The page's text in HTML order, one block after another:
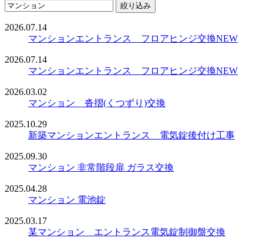
絞り込み
2026.07.14
マンションエントランス フロアヒンジ交換NEW
2026.07.14
マンションエントランス フロアヒンジ交換NEW
2026.03.02
マンション 沓摺(くつずり)交換
2025.10.29
新築マンションエントランス 電気錠後付け工事
2025.09.30
マンション 非常階段扉 ガラス交換
2025.04.28
マンション 電池錠
2025.03.17
某マンション エントランス電気錠制御盤交換